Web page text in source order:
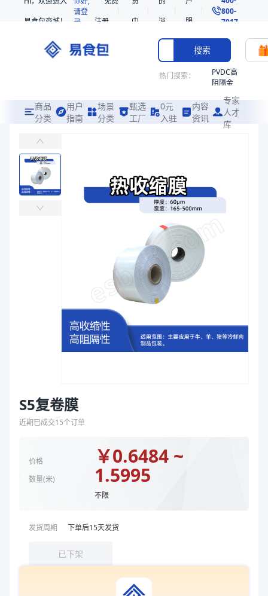
易食包商城！
请登
录
注册
中
消
息
服
务
800-
7017
搜索
热门搜索：
PVDC高
阻隔金
共挤热
收缩袋
221360
烤箱袋
商品
分类
用户
指南
场景
分类
甄选
工厂
0元
入驻
内容
资讯
专家
人才
库
易食包（EPAK）专注于S5复卷膜包装，提供详尽的规格参数、实物图
￥0.6484 ~ ￥1.5995
商品参数
商品分类
热收缩膜
250、225、275、205、180、375、475、325、
材质 EVA/PE 厚度55μm
180、205、225、250、275、325、375、425、
S5复卷膜
近期已成交15个订单
价格
数量(米)
￥0.6484 ~
1.5995
不限
发货周期 下单后15天发货
已下架